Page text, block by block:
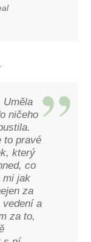
Uměla
ničeho
to pravé
který
co
mi jak
za
vedení a
za to,